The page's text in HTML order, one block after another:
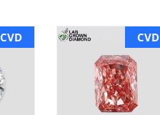
CVD CVD